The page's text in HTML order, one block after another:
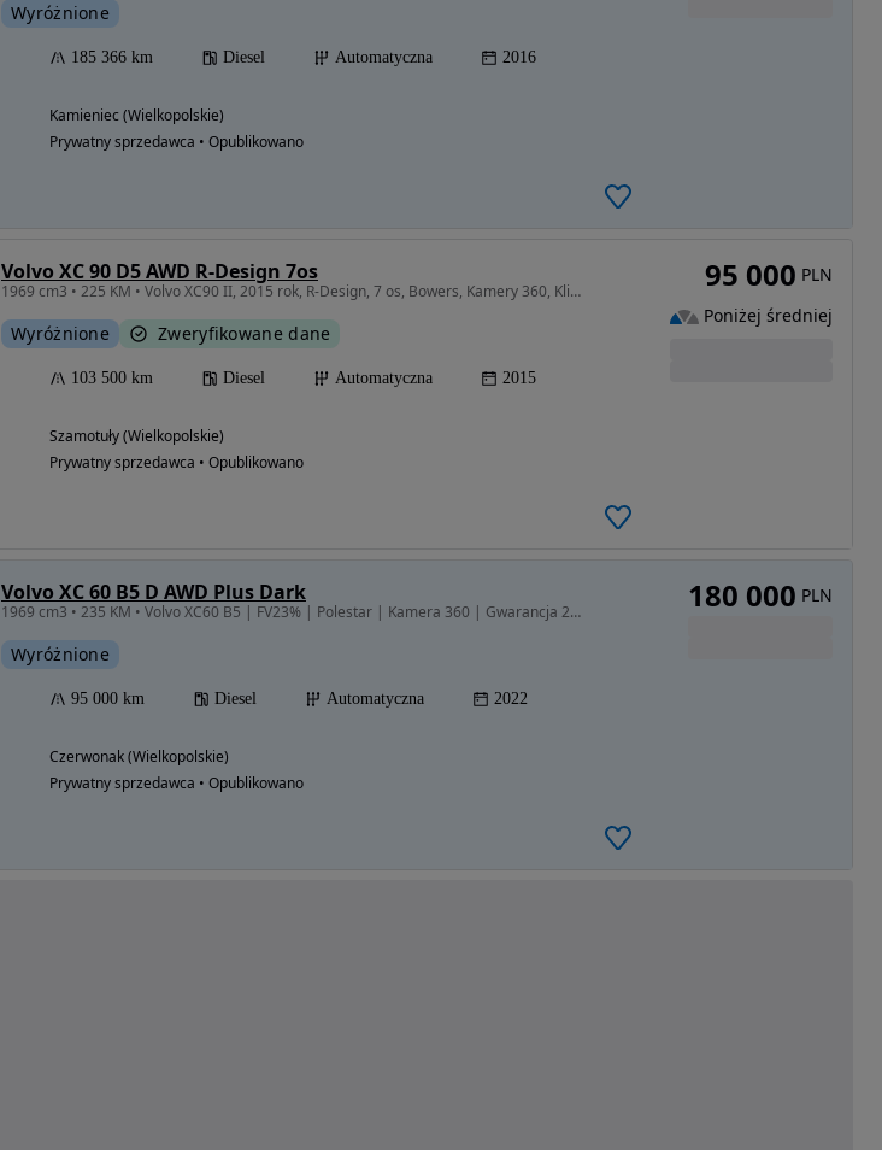
Wyróżnione
185 366 km Diesel Automatyczna 2016
Kamieniec (Wielkopolskie)
Prywatny sprzedawca • Opublikowano
Volvo XC 90 D5 AWD R-Design 7os
1969 cm3 • 225 KM • Volvo XC90 II, 2015 rok, R-Design, 7 os, Bowers, Kamery 360, Klima 4s
Wyróżnione Zweryfikowane dane
103 500 km Diesel Automatyczna 2015
Szamotuły (Wielkopolskie)
Prywatny sprzedawca • Opublikowano
95 000 PLN
Poniżej średniej
Volvo XC 60 B5 D AWD Plus Dark
1969 cm3 • 235 KM • Volvo XC60 B5 | FV23% | Polestar | Kamera 360 | Gwarancja 2027
Wyróżnione
95 000 km Diesel Automatyczna 2022
Czerwonak (Wielkopolskie)
Prywatny sprzedawca • Opublikowano
180 000 PLN